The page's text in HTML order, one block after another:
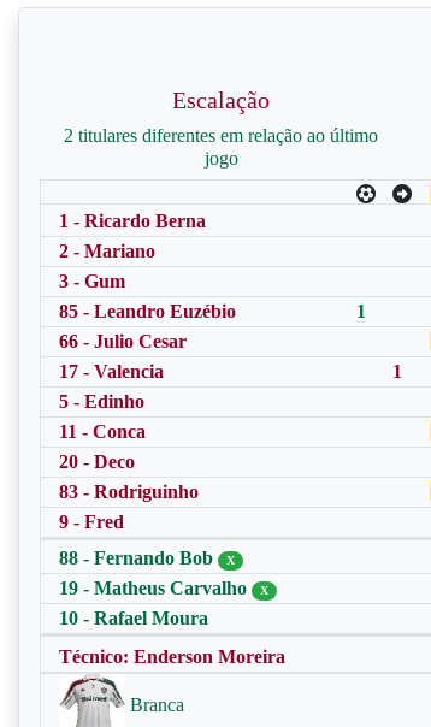
Escalação
2 titulares diferentes em relação ao último
jogo
1 - Ricardo Berna
2 - Mariano
3 - Gum
85 - Leandro Euzébio
1
66 - Julio Cesar
17 - Valencia
1
5 - Edinho
11 - Conca
20 - Deco
83 - Rodriguinho
9 - Fred
88 - Fernando Bob
X
19 - Matheus Carvalho X
10 - Rafael Moura
Técnico: Enderson Moreira
Branca